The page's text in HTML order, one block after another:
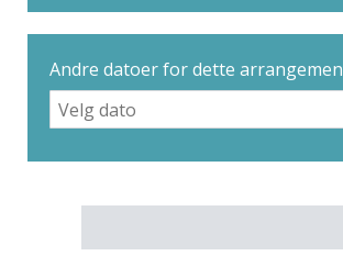
Andre datoer for dette